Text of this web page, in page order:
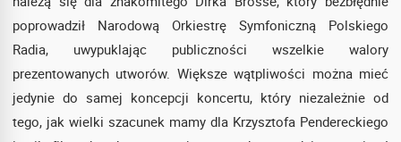
poprowadził Narodową Orkiestrę Symfoniczną Polskiego
Radia, uwypuklając publiczności wszelkie walory
prezentowanych utworów. Większe wątpliwości można mieć
jedynie do samej koncepcji koncertu, który niezależnie od
tego, jak wielki szacunek mamy dla Krzysztofa Pendereckiego